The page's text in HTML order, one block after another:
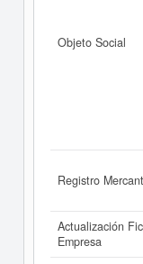
Objeto Social
Registro
Actualización
Empresa